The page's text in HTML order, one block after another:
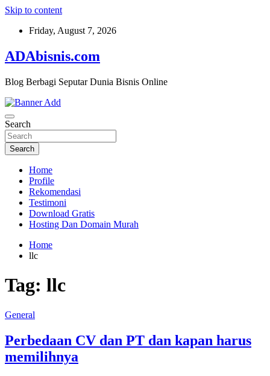
Skip to content
Friday, August 7, 2026
ADAbisnis.com
Blog Berbagi Seputar Dunia Bisnis Online
Search
Search
Home
Profile
Rekomendasi
Testimoni
Download Gratis
Hosting Dan Domain Murah
Home
llc
Tag: llc
General
Perbedaan CV dan PT dan kapan harus
memilihnya